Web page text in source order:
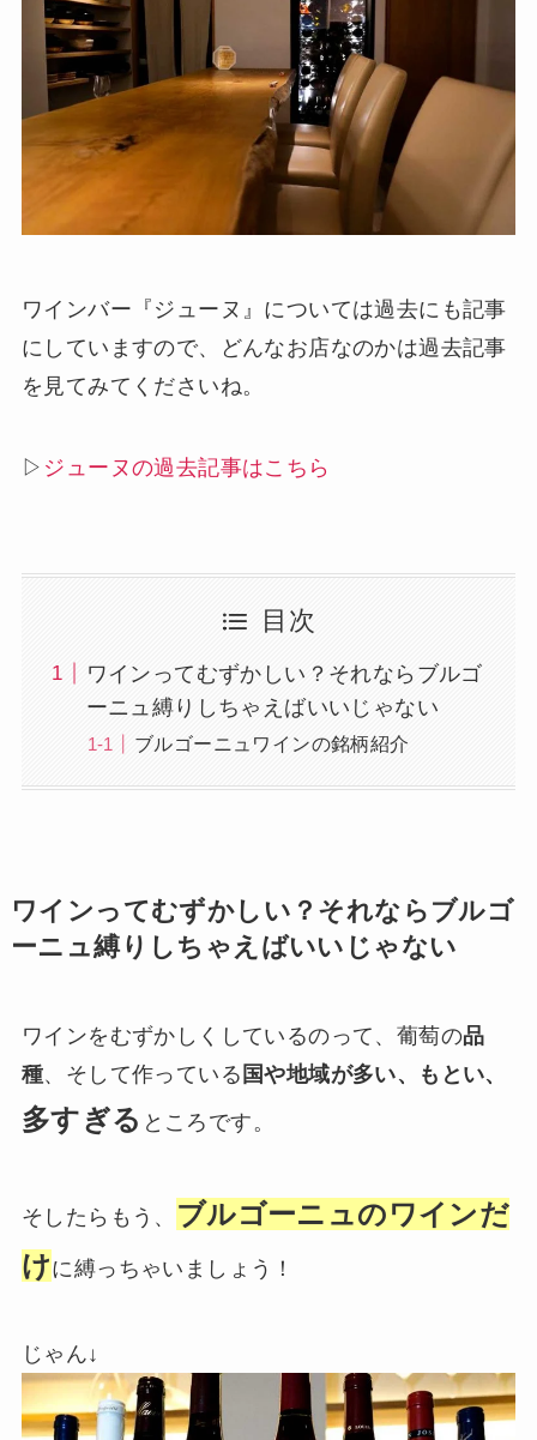
ワインバー『ジューヌ』については過去にも記事
にしていますので、どんなお店なのかは過去記事
を見てみてくださいね。
▷ ジューヌの過去記事はこちら
目次
ワインってむずかしい？それならブルゴ
ーニュ縛りしちゃえばいいじゃない
ブルゴーニュワインの銘柄紹介
ワインってむずかしい？それならブルゴ
ーニュ縛りしちゃえばいいじゃない
ワインをむずかしくしているのって、葡萄の品
種、そして作っている 国や地域が多い、もとい、
多すぎる ところです。
そしたらもう、
ブルゴーニュのワインだ
けに縛っちゃいましょう！
じゃん↓